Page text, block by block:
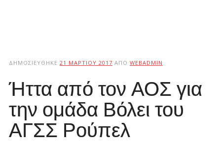
ΔΗΜΟΣΙΕΎΘΗΚΕ 21 ΜΑΡΤΊΟΥ 2017 ΑΠΌ WEBADMIN
Ήττα από τον ΑΟΣ για
την ομάδα Βόλει του
ΑΓΣΣ Ρούπελ